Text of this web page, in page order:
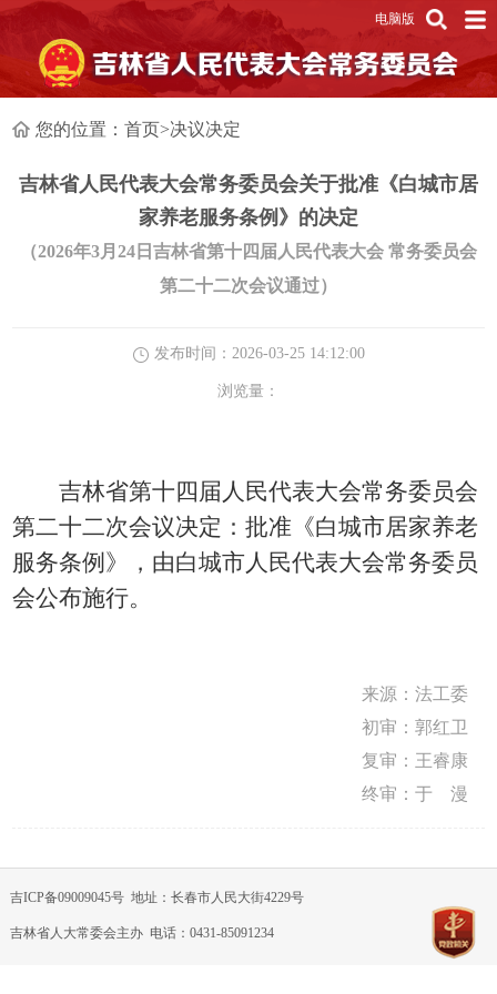
电脑版
您的位置：首页>决议决定
吉林省人民代表大会常务委员会关于批准《白城市居
家养老服务条例》的决定
（2026年3月24日吉林省第十四届人民代表大会 常务委员会
第二十二次会议通过）
发布时间：2026-03-25 14:12:00
浏览量：
吉林省第十四届人民代表大会常务委员会
第二十二次会议决定：批准《白城市居家养老
服务条例》，由白城市人民代表大会常务委员
会公布施行。
来源： 法工委
初审：郭红卫
复审：王睿康
终审：于 漫
吉ICP备09009045号地址：长春市人民大街4229号
吉林省人大常委会主办 电话：0431-85091234